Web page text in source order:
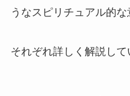
うなスピリチュアル的な
それぞれ詳しく解説して